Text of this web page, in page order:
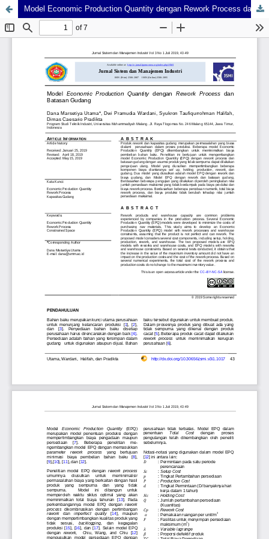
Model Economic Production Quantity dengan Rework Process dan Batasan Gudang
GTM-5MTXSVNV